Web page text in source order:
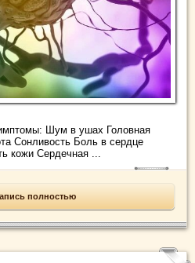
Шум в ушах Головная
Сонливость Боль в сердце
кожи Сердечная ...
полностью